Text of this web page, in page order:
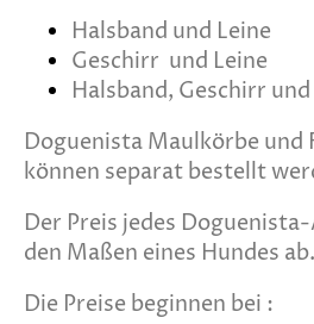
Halsband und Leine
Geschirr und Leine
Halsband, Geschirr
Doguenista Maulkörbe und
können separat bestellt
Der Preis jedes
den Maßen eines Hundes ab.
Die Preise beginnen bei :